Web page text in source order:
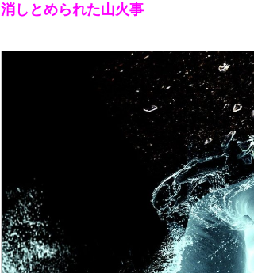
消しとめられた山火事